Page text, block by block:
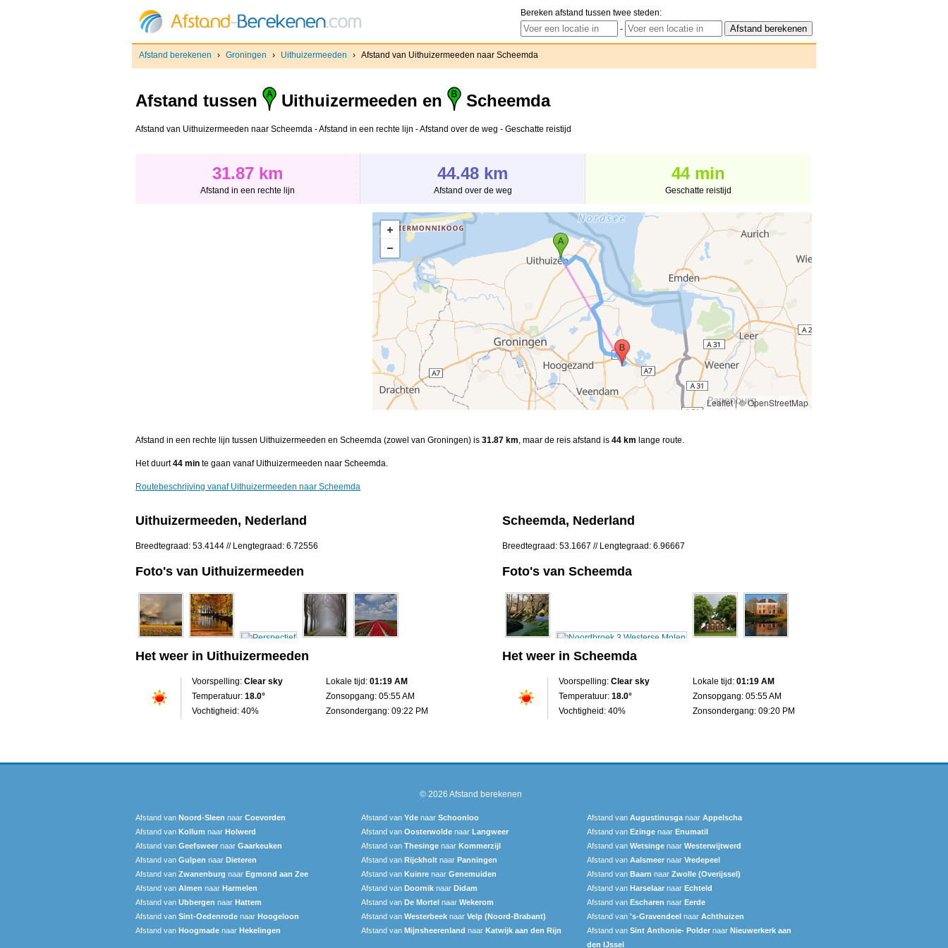
Bereken afstand tussen twee steden:
-
Afstand berekenen › Groningen › Uithuizermeeden › Afstand van Uithuizermeeden naar Scheemda
Afstand tussen Uithuizermeeden en Scheemda
Afstand van Uithuizermeeden naar Scheemda - Afstand in een rechte lijn - Afstand over de weg - Geschatte reistijd
31.87 km
Afstand in een rechte lijn
44.48 km
Afstand over de weg
44 min
Geschatte reistijd
Leaflet|© OpenStreetMap
Afstand in een rechte lijn tussen Uithuizermeeden en Scheemda (zowel van Groningen) is 31.87 km, maar de reis afstand is 44 km lange route.
Het duurt44 min te gaan vanaf Uithuizermeeden naar Scheemda.
Routebeschrijving vanaf Uithuizermeeden naar Scheemda
Uithuizermeeden, Nederland
Breedtegraad: 53.4144 // Lengtegraad: 6.72556
Foto's van Uithuizermeeden
Het weer in Uithuizermeeden
Voorspelling: Clear sky
Temperatuur: 18.0°
Vochtigheid: 40%
Lokale tijd: 01:19 AM
Zonsopgang: 05:55 AM
Zonsondergang: 09:22 PM
Scheemda, Nederland
Breedtegraad: 53.1667 // Lengtegraad: 6.96667
Foto's van Scheemda
Het weer in Scheemda
Voorspelling: Clear sky
Temperatuur: 18.0°
Vochtigheid: 40%
Lokale tijd: 01:19 AM
Zonsopgang: 05:55 AM
Zonsondergang: 09:20 PM
© 2026 Afstand berekenen
Afstand van Noord-Sleen naar Coevorden Afstand van Yde naar Schoonloo Afstand van Augustinusga naar Appelscha
Afstand van Kollum naar Holwerd Afstand van Oosterwolde naar Langweer‎ Afstand van Ezinge naar Enumatil
Afstand van Geefsweer naar Gaarkeuken Afstand van Thesinge naar Kommerzijl Afstand van Wetsinge naar Westerwijtwerd
Afstand van Gulpen naar Dieteren Afstand van Rijckholt naar Panningen Afstand van Aalsmeer naar Vredepeel
Afstand van Zwanenburg naar Egmond aan Zee Afstand van Kuinre naar Genemuiden Afstand van Baarn naar Zwolle (Overijssel)
Afstand van Almen naar Harmelen Afstand van Doornik naar Didam Afstand van Harselaar naar Echteld
Afstand van Ubbergen naar Hattem Afstand van De Mortel naar Wekerom Afstand van Escharen naar Eerde
Afstand van Sint-Oedenrode naar Hoogeloon Afstand van Westerbeek naar Velp (Noord-Brabant) Afstand van 's-Gravendeel naar Achthuizen
Afstand van Hoogmade naar Hekelingen Afstand van Mijnsheerenland naar Katwijk aan den Rijn Afstand van Sint Anthonie- Polder naar Nieuwerkerk aan
den IJssel